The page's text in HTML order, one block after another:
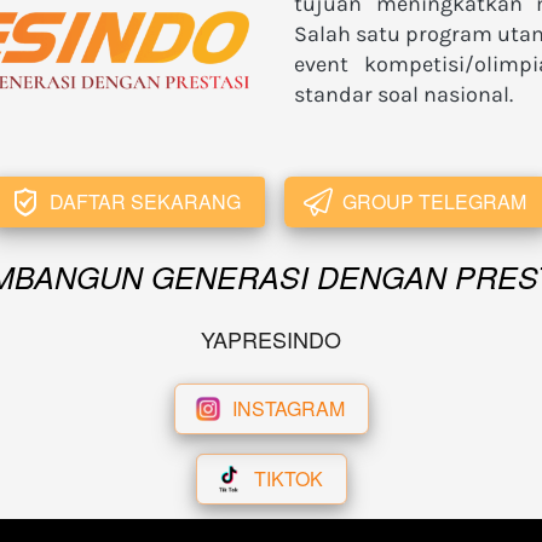
Salah satu program
event kompetisi/
standar soal nasional.
` DAFTAR SEKARANG ` GROUP TELEGRAM
GENERASI DENGAN
YAPRESINDO
` INSTAGRAM
` TIKTOK